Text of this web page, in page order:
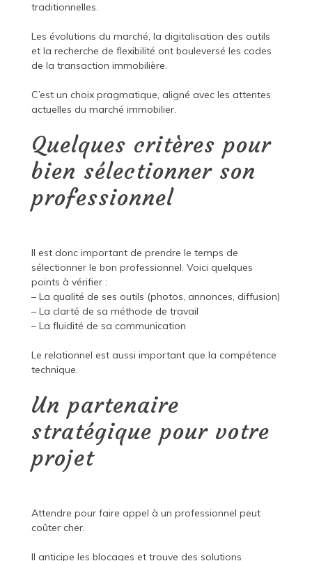
traditionnelles.
Les évolutions du marché, la digitalisation des outils
et la recherche de flexibilité ont bouleversé les codes
de la transaction immobilière.
C’est un choix pragmatique, aligné avec les attentes
actuelles du marché immobilier.
Quelques critères pour
bien sélectionner son
professionnel
Il est donc important de prendre le temps de
sélectionner le bon professionnel. Voici quelques
points à vérifier :
– La qualité de ses outils (photos, annonces, diffusion)
– La clarté de sa méthode de travail
– La fluidité de sa communication
Le relationnel est aussi important que la compétence
technique.
Un partenaire
stratégique pour votre
projet
Attendre pour faire appel à un professionnel peut
coûter cher.
Il anticipe les blocages et trouve des solutions